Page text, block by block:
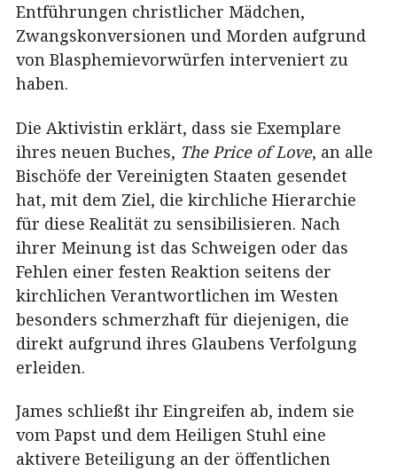
Entführungen christlicher Mädchen,
Zwangskonversionen und Morden aufgrund
von Blasphemievorwürfen interveniert zu
haben.
Die Aktivistin erklärt, dass sie Exemplare
ihres neuen Buches, The Price of Love, an alle
Bischöfe der Vereinigten Staaten gesendet
hat, mit dem Ziel, die kirchliche Hierarchie
für diese Realität zu sensibilisieren. Nach
ihrer Meinung ist das Schweigen oder das
Fehlen einer festen Reaktion seitens der
kirchlichen Verantwortlichen im Westen
besonders schmerzhaft für diejenigen, die
direkt aufgrund ihres Glaubens Verfolgung
erleiden.
James schließt ihr Eingreifen ab, indem sie
vom Papst und dem Heiligen Stuhl eine
aktivere Beteiligung an der öffentlichen